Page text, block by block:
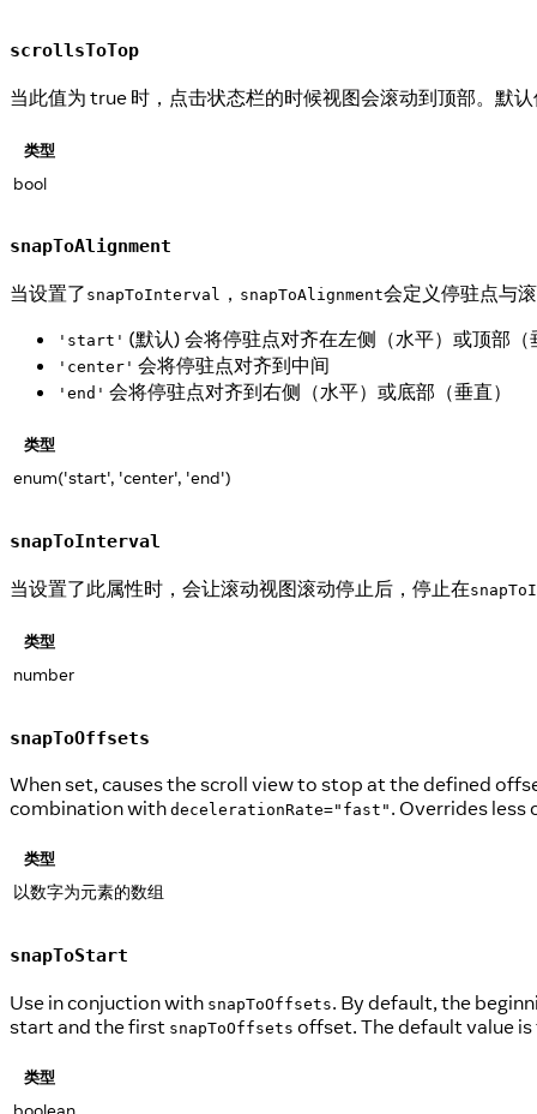
scrollsToTop
当此值为 true 时，点击状态栏的时候视图会滚动到顶部。默
类型
bool
snapToAlignment
当设置了 snapToInterval ， snapToAlignment会定义停驻点与
'start' (默认) 会将停驻点对齐在左侧（水平）或顶部（
'center' 会将停驻点对齐到中间
'end' 会将停驻点对齐到右侧（水平）或底部（垂直）
类型
enum('start', 'center', 'end')
snapToInterval
当设置了此属性时，会让滚动视图滚动停止后，停止在
类型
number
snapToOffsets
When set, causes the scroll view to stop at the defined
combination with decelerationRate="fast" . Overrides
类型
以数字为元素的数组
snapToStart
Use in conjuction with snapToOffsets. By default, the
start and the first snapToOffsets offset. The default value is
类型